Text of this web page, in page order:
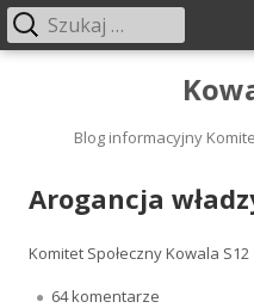
Blog informacyjny
Menu
Szukaj:
Arogancja
Autor
Komitet Społeczny Kowala S12
64 komentarze